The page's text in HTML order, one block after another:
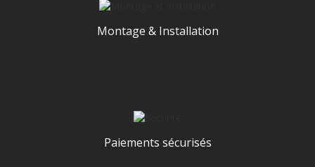
Montage & Installation
Paiements sécurisés